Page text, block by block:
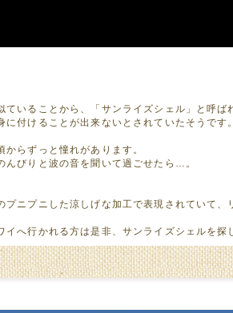
いることから、「サンライズシェル」と呼ば
付けることが出来ないとされていたそうです
らずっと憧れがあります。
んびりと波の音を聞いて過ごせたら…。
ニプニした涼しげな加工で表現されていて、
へ行かれる方は是非、サンライズシェルを探